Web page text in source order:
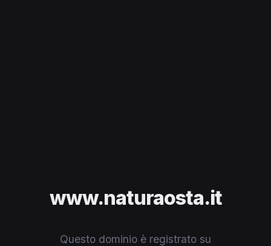
www.naturaosta.it
Questo dominio è registrato su